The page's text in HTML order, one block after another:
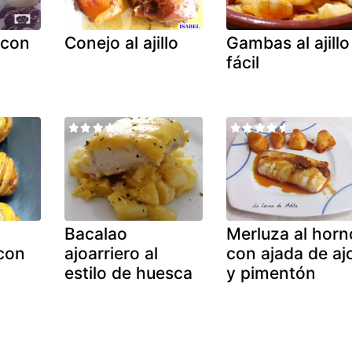
Conejo al ajillo
Gambas al ajillo
fácil
Bacalao
ajoarriero al
estilo de huesca
Merluza al
con ajada de
y pimentón